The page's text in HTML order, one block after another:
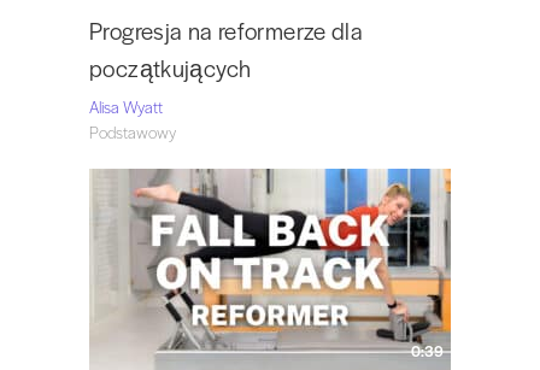
Progresja na reformerze dla
początkujących
Alisa Wyatt
Podstawowy
0:39